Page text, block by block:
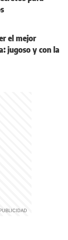
el mejor
jugoso y con la